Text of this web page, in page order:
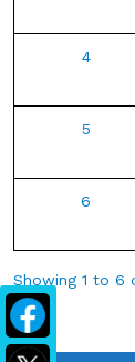
4
5
6
Showing 1 to 6